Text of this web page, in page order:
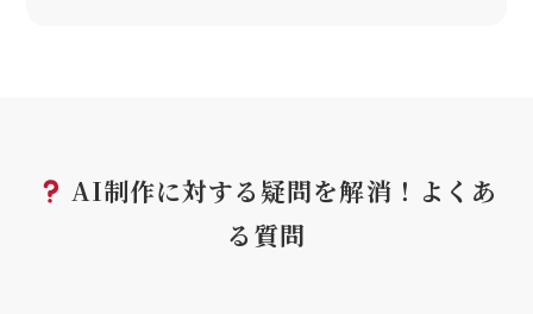
AI制作に対する疑問を解消！よくあ
る質問